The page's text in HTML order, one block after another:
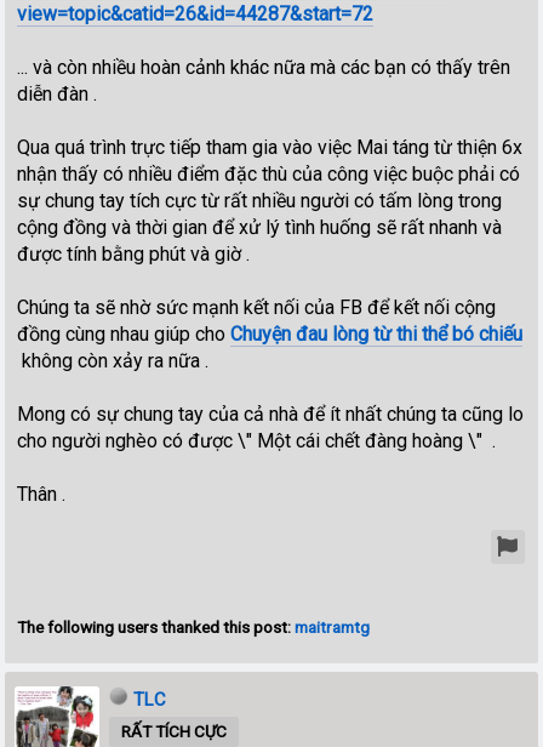
view=topic&catid=26&id=44287&start=72
... và còn nhiều hoàn cảnh khác nữa mà các bạn có thấy trên
diễn đàn .
Qua quá trình trực tiếp tham gia vào việc Mai táng từ thiện 6x
nhận thấy có nhiều điểm đặc thù của công việc buộc phải có
sự chung tay tích cực từ rất nhiều người có tấm lòng trong
cộng đồng và thời gian để xử lý tình huống sẽ rất nhanh và
được tính bằng phút và giờ .
Chúng ta sẽ nhờ sức mạnh kết nối của FB để kết nối cộng
đồng cùng nhau giúp choChuyện đau lòng từ thi thể bó chiếu
không còn xảy ra nữa .
Mong có sự chung tay của cả nhà để ít nhất chúng ta cũng lo
cho người nghèo có được \" Một cái chết đàng hoàng \" .
Thân .
The following users thanked this post:maitramtg
TLC
RẤT TÍCH CỰC